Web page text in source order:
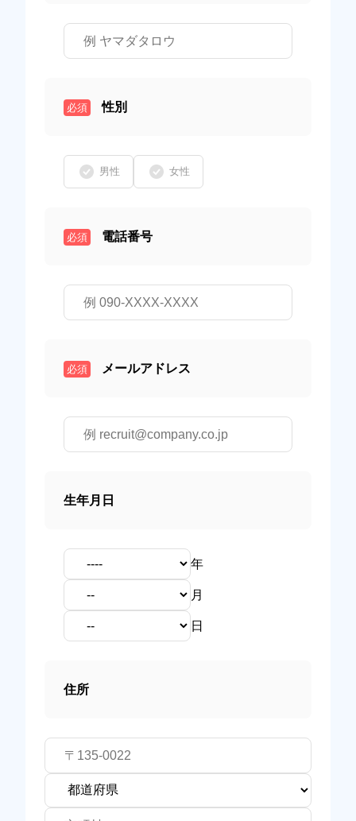
必須 性別
男性 女性
必須 電話番号
必須 メールアドレス
生年月日
年
月
日
住所